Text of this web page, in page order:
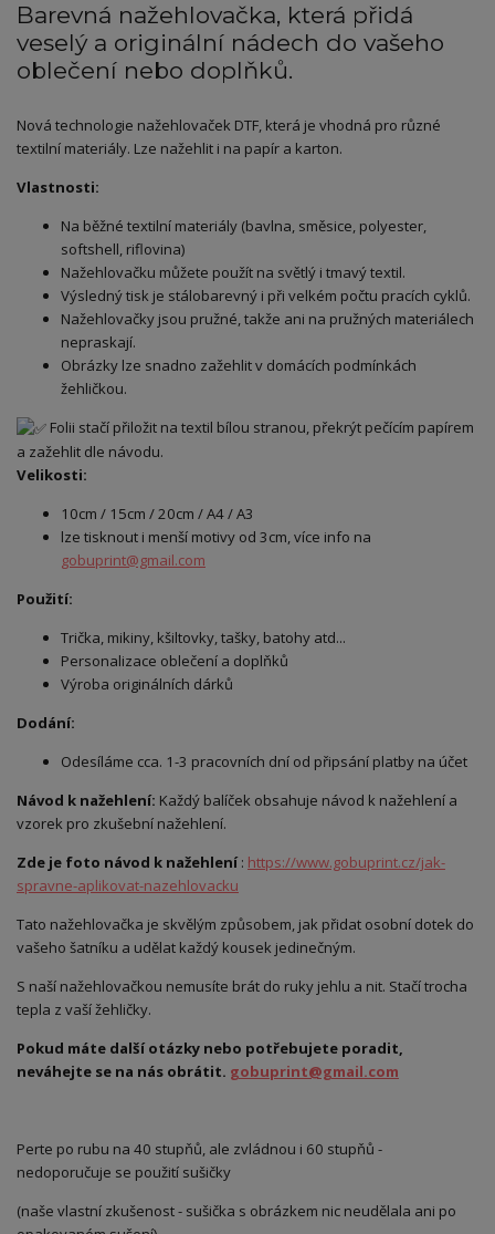
Barevná nažehlovačka, která přidá
veselý a originální nádech do vašeho
oblečení nebo doplňků.
Nová technologie nažehlovaček DTF, která je vhodná pro různé
textilní materiály. Lze nažehlit i na papír a karton.
Vlastnosti:
Na běžné textilní materiály (bavlna, směsice, polyester,
softshell, riflovina)
Nažehlovačku můžete použít na světlý i tmavý textil.
Výsledný tisk je stálobarevný i při velkém počtu pracích cyklů.
Nažehlovačky jsou pružné, takže ani na pružných materiálech
nepraskají.
Obrázky lze snadno zažehlit v domácích podmínkách
žehličkou.
Folii stačí přiložit na textil bílou stranou, překrýt pečícím papírem
a zažehlit dle návodu.
Velikosti:
10cm / 15cm / 20cm / A4 / A3
lze tisknout i menší motivy od 3cm, více info na
gobuprint@gmail.com
Použití:
Trička, mikiny, kšiltovky, tašky, batohy atd...
Personalizace oblečení a doplňků
Výroba originálních dárků
Dodání:
Odesíláme cca. 1-3 pracovních dní od připsání platby na účet
Návod k nažehlení: Každý balíček obsahuje návod k nažehlení a
vzorek pro zkušební nažehlení.
Zde je foto návod k nažehlení: https://www.gobuprint.cz/jak-
spravne-aplikovat-nazehlovacku
Tato nažehlovačka je skvělým způsobem, jak přidat osobní dotek do
vašeho šatníku a udělat každý kousek jedinečným.
S naší nažehlovačkou nemusíte brát do ruky jehlu a nit. Stačí trocha
tepla z vaší žehličky.
Pokud máte další otázky nebo potřebujete poradit,
neváhejte se na nás obrátit. gobuprint@gmail.com
Perte po rubu na 40 stupňů, ale zvládnou i 60 stupňů -
nedoporučuje se použití sušičky
(naše vlastní zkušenost - sušička s obrázkem nic neudělala ani po